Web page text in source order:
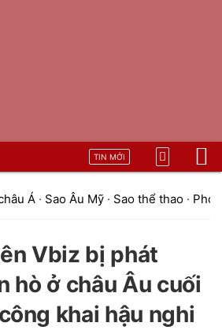
TIN MỚI
Á · Sao Âu Mỹ · Sao thể thao ·
Vbiz bị phát
hò ở châu Âu cuối
khai hậu nghi